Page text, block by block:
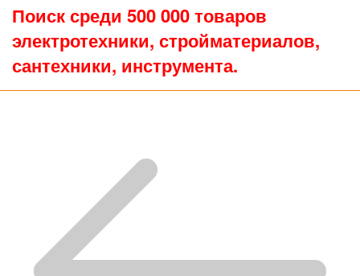
Поиск среди 500 000 товаров
электротехники, стройматериалов,
сантехники, инструмента.